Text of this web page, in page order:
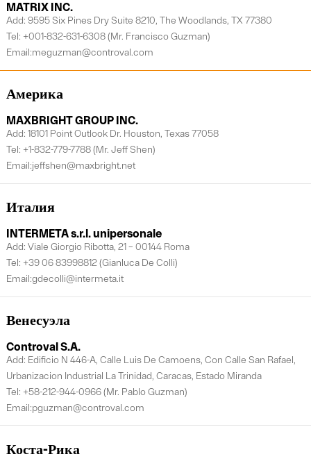
MATRIX INC.
Add: 9595 Six Pines Dry Suite 8210, The Woodlands, TX 77380
Tel: +001-832-631-6308 (Mr. Francisco Guzman)
Email:meguzman@controval.com
Америка
MAXBRIGHT GROUP INC.
Add: 18101 Point Outlook Dr. Houston, Texas 77058
Tel: +1-832-779-7788 (Mr. Jeff Shen)
Email:jeffshen@maxbright.net
Италия
INTERMETA s.r.l. unipersonale
Add: Viale Giorgio Ribotta, 21 – 00144 Roma
Tel: +39 06 83998812 (Gianluca De Colli)
Email:gdecolli@intermeta.it
Венесуэла
Controval S.A.
Add: Edificio N 446-A, Calle Luis De Camoens, Con Calle San Rafael,
Urbanizacion Industrial La Trinidad, Caracas, Estado Miranda
Tel: +58-212-944-0966 (Mr. Pablo Guzman)
Email:pguzman@controval.com
Коста-Рика